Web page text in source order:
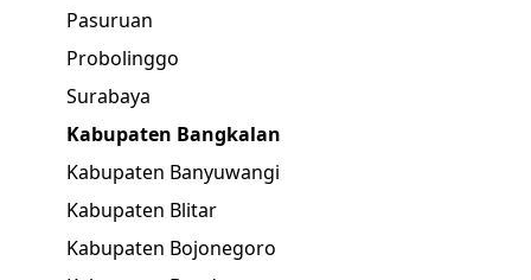
Pasuruan
Probolinggo
Surabaya
Kabupaten Bangkalan
Kabupaten Banyuwangi
Kabupaten Blitar
Kabupaten Bojonegoro